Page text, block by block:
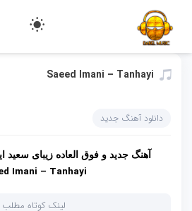
Saeed Imani – Tanhayi
دانلود آهنگ جدید
آهنگ جدید و فوق العاده زیبای سعید
Imani – Tanhayi
لینک کوتاه مطلب